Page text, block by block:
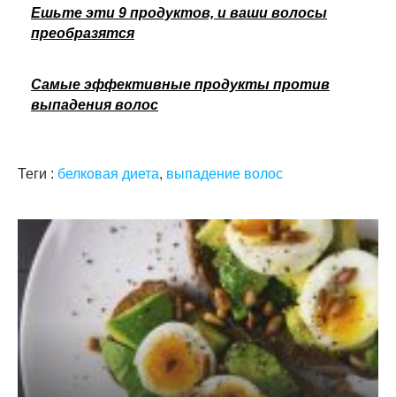
Ешьте эти 9 продуктов, и ваши волосы
преобразятся
Самые эффективные продукты против
выпадения волос
Теги : белковая диета, выпадение волос